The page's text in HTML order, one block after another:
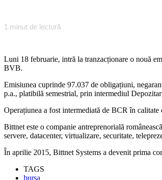
1 minut de lectură
Luni 18 februarie, intră la tranzacționare o nouă
BVB.
Emisiunea cuprinde 97.037 de obligațiuni,
p.a., platibilă semestrial, prin intermediul
Operațiunea a fost intermediată de BCR în
Bittnet este o companie antreprenorială
servere, datacenter, virtualizare, securitate,
În aprilie 2015, Bittnet Systems a devenit prima
TAGS
bursa